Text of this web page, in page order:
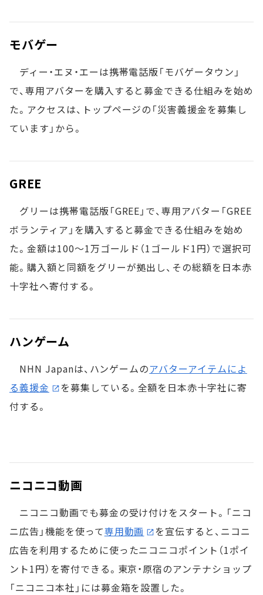
モバゲー
ディー・エヌ・エーは携帯電話版「モバゲータウン」
で、専用アバターを購入すると募金できる仕組みを始め
た。アクセスは、トップページの「災害義援金を募集し
ています」から。
GREE
グリーは携帯電話版「GREE」で、専用アバター「GREE
ボランティア」を購入すると募金できる仕組みを始め
た。金額は100～1万ゴールド（1ゴールド1円）で選択可
能。購入額と同額をグリーが拠出し、その総額を日本赤
十字社へ寄付する。
ハンゲーム
NHN Japanは、ハンゲームのアバターアイテムによ
る義援金
を募集している。全額を日本赤十字社に寄
付する。
ニコニコ動画
ニコニコ動画でも募金の受け付けをスタート。「ニコ
ニ広告」機能を使って専用動画
を宣伝すると、ニコニ
広告を利用するために使ったニコニコポイント（1ポイ
ント1円）を寄付できる。東京・原宿のアンテナショップ
「ニコニコ本社」には募金箱を設置した。